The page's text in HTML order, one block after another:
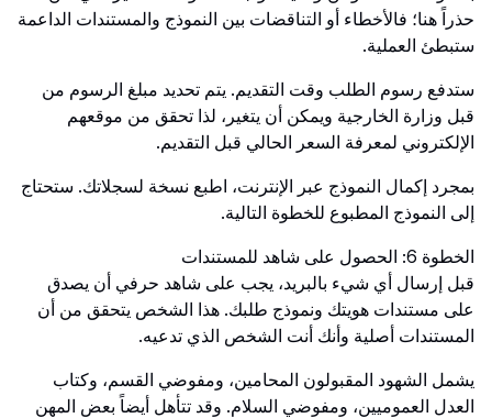
حذراً هنا؛ فالأخطاء أو التناقضات بين النموذج والمستندات الداعمة
ستبطئ العملية.
ستدفع رسوم الطلب وقت التقديم. يتم تحديد مبلغ الرسوم من
قبل وزارة الخارجية ويمكن أن يتغير، لذا تحقق من موقعهم
الإلكتروني لمعرفة السعر الحالي قبل التقديم.
بمجرد إكمال النموذج عبر الإنترنت، اطبع نسخة لسجلاتك. ستحتاج
إلى النموذج المطبوع للخطوة التالية.
الخطوة 6: الحصول على شاهد للمستندات
قبل إرسال أي شيء بالبريد، يجب على شاهد حرفي أن يصدق
على مستندات هويتك ونموذج طلبك. هذا الشخص يتحقق من أن
المستندات أصلية وأنك أنت الشخص الذي تدعيه.
يشمل الشهود المقبولون المحامين، ومفوضي القسم، وكتاب
العدل العموميين، ومفوضي السلام. وقد تتأهل أيضاً بعض المهن